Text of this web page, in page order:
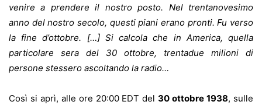
venire a prendere il nostro posto. Nel trentanovesimo
anno del nostro secolo, questi piani erano pronti. Fu verso
la fine d’ottobre. […] Si calcola che in America, quella
particolare sera del 30 ottobre, trentadue milioni di
persone stessero ascoltando la radio…
Così si aprì, alle ore 20:00 EDT del30 ottobre 1938, sulle